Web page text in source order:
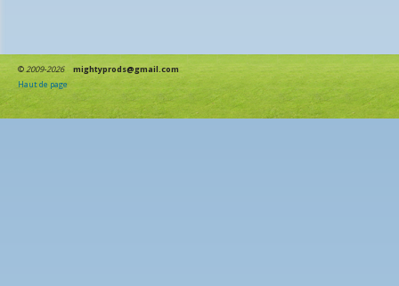
©2009-2026
mightyprods@gmail.com
Haut de page